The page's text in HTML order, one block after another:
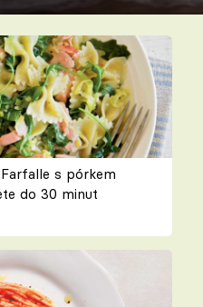
s pórkem
do 30 minut